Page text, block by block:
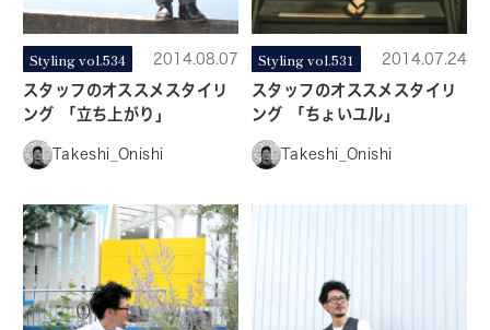
Styling vol.534 2014.08.07
スタッフのオススメスタイリ
ング 「立ち上がり」
Takeshi_Onishi
Styling vol.531 2014.07.24
スタッフのオススメスタイリ
ング 「ちょいユル」
Takeshi_Onishi